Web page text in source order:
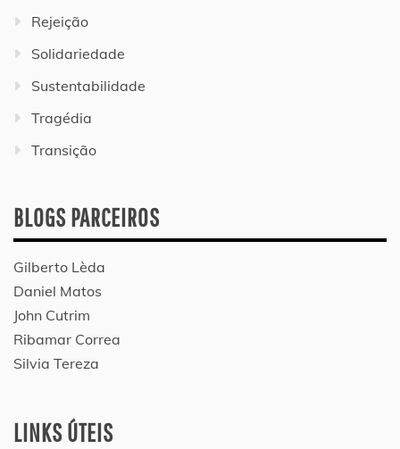
Rejeição
Solidariedade
Sustentabilidade
Tragédia
Transição
BLOGS PARCEIROS
Gilberto Lèda
Daniel Matos
John Cutrim
Ribamar Correa
Silvia Tereza
LINKS ÚTEIS